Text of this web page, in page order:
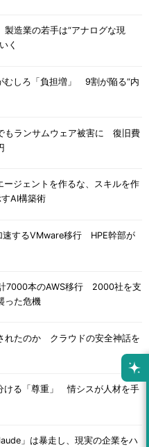
造業の若手は“アナログな現
く
むしろ「負担増」 9割が陥る“内
もランサムウェア被害に 復旧費
ージェントを作るな、スキルを作
AI構築術
速するVMware移行 HPE幹部が
計7000本のAWS移行 2000社を支
った危機
れたのか クラウドの安全神話を
ける「尊重」 情シスが人材を手
」は暴走し、現実の企業をハ